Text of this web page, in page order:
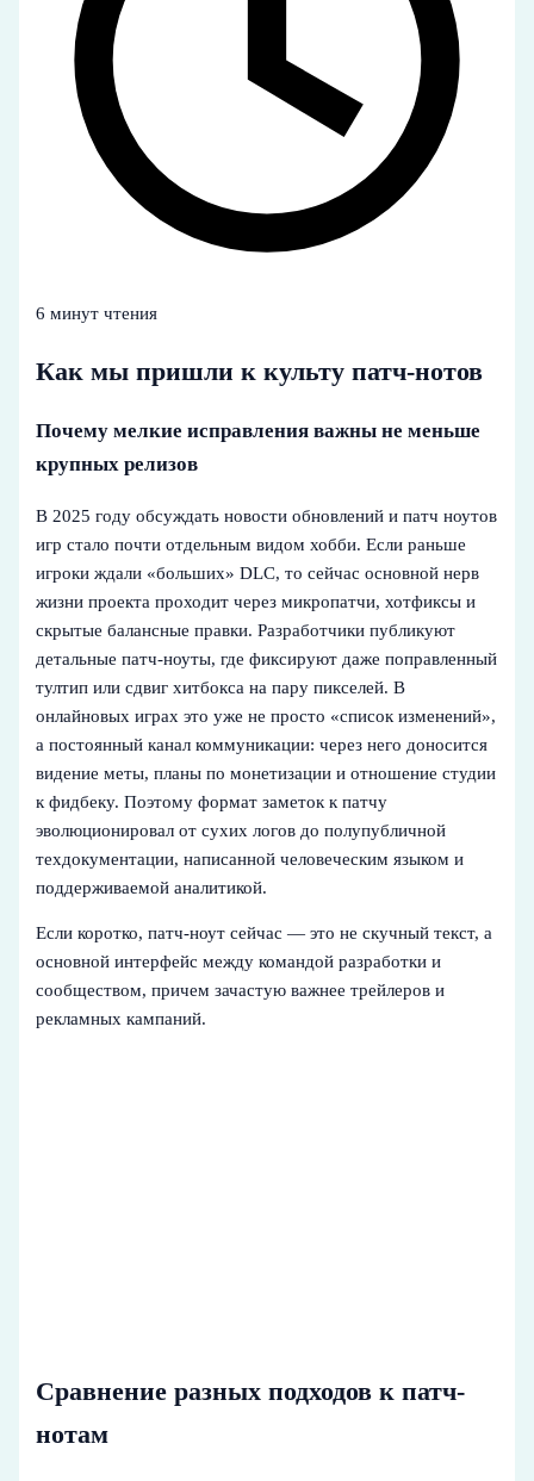
6 минут чтения
Как мы пришли к культу патч-нотов
Почему мелкие исправления важны не меньше
крупных релизов
В 2025 году обсуждать новости обновлений и патч ноутов
игр стало почти отдельным видом хобби. Если раньше
игроки ждали «больших» DLC, то сейчас основной нерв
жизни проекта проходит через микропатчи, хотфиксы и
скрытые балансные правки. Разработчики публикуют
детальные патч-ноуты, где фиксируют даже поправленный
тултип или сдвиг хитбокса на пару пикселей. В
онлайновых играх это уже не просто «список изменений»,
а постоянный канал коммуникации: через него доносится
видение меты, планы по монетизации и отношение студии
к фидбеку. Поэтому формат заметок к патчу
эволюционировал от сухих логов до полупубличной
техдокументации, написанной человеческим языком и
поддерживаемой аналитикой.
Если коротко, патч-ноут сейчас — это не скучный текст, а
основной интерфейс между командой разработки и
сообществом, причем зачастую важнее трейлеров и
рекламных кампаний.
Сравнение разных подходов к патч-
нотам